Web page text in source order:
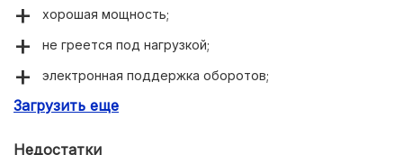
хорошая мощность;
не греется под нагрузкой;
электронная поддержка оборотов;
четкое срабатывание муфты.
Загрузить еще
Недостатки